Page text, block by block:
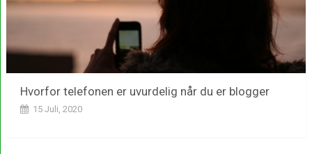
Hvorfor telefonen er uvurdelig når du er blogger
15 Juli, 2020